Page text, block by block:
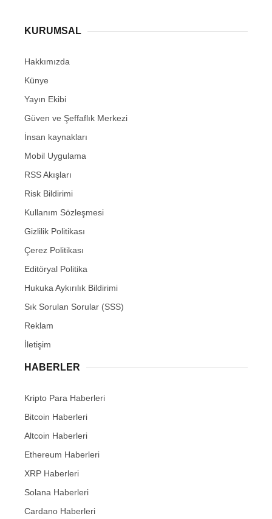
KURUMSAL
Hakkımızda
Künye
Yayın Ekibi
Güven ve Şeffaflık Merkezi
İnsan kaynakları
Mobil Uygulama
RSS Akışları
Risk Bildirimi
Kullanım Sözleşmesi
Gizlilik Politikası
Çerez Politikası
Editöryal Politika
Hukuka Aykırılık Bildirimi
Sık Sorulan Sorular (SSS)
Reklam
İletişim
HABERLER
Kripto Para Haberleri
Bitcoin Haberleri
Altcoin Haberleri
Ethereum Haberleri
XRP Haberleri
Solana Haberleri
Cardano Haberleri